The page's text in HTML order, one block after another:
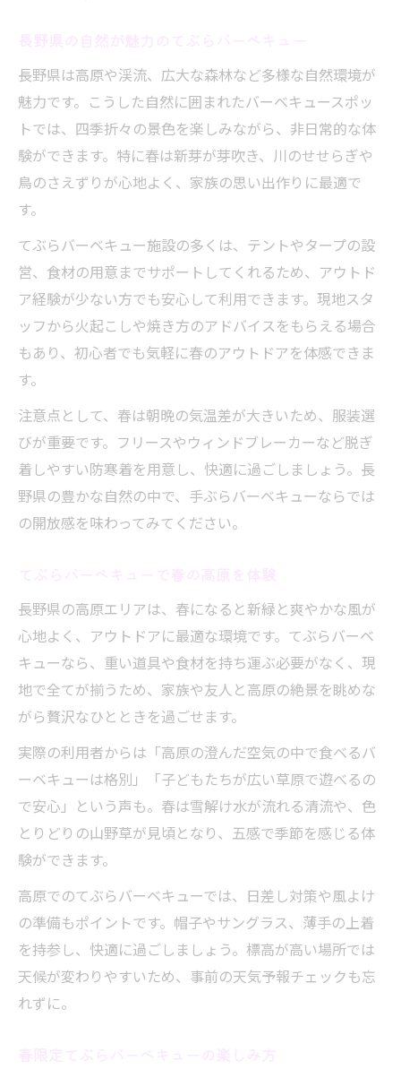
春におすすめのてぶらバーベキュープラン
長野県で人気の春てぶらバーベキュー情報
家族で春を楽しむてぶらバーベキュー術
手軽に楽しむ春のてぶらバーベキューの魅力
春のアウトドアはてぶらバーベキューで
長野県で春の手軽なてぶらバーベキュー体
験
家族で春のてぶらバーベキューを満喫する
長野県は高原や渓流、広大な森林など多様な自然環境が
魅力です。こうした自然に囲まれたバーベキュースポッ
トでは、四季折々の景色を楽しみながら、非日常的な体
験ができます。特に春は新芽が芽吹き、川のせせらぎや
鳥のさえずりが心地よく、家族の思い出作りに最適で
す。
てぶらバーベキュー施設の多くは、テントやタープの設
営、食材の用意までサポートしてくれるため、アウトド
ア経験が少ない方でも安心して利用できます。現地スタ
ッフから火起こしや焼き方のアドバイスをもらえる場合
もあり、初心者でも気軽に春のアウトドアを体感できま
す。
注意点として、春は朝晩の気温差が大きいため、服装選
びが重要です。フリースやウィンドブレーカーなど脱ぎ
着しやすい防寒着を用意し、快適に過ごしましょう。長
野県の豊かな自然の中で、手ぶらバーベキューならでは
の開放感を味わってみてください。
長野県の高原エリアは、春になると新緑と爽やかな風が
心地よく、アウトドアに最適な環境です。てぶらバーベ
キューなら、重い道具や食材を持ち運ぶ必要がなく、現
地で全てが揃うため、家族や友人と高原の絶景を眺めな
がら贅沢なひとときを過ごせます。
実際の利用者からは「高原の澄んだ空気の中で食べるバ
ーベキューは格別」「子どもたちが広い草原で遊べるの
で安心」という声も。春は雪解け水が流れる清流や、色
とりどりの山野草が見頃となり、五感で季節を感じる体
験ができます。
高原でのてぶらバーベキューでは、日差し対策や風よけ
の準備もポイントです。帽子やサングラス、薄手の上着
を持参し、快適に過ごしましょう。標高が高い場所では
天候が変わりやすいため、事前の天気予報チェックも忘
れずに。